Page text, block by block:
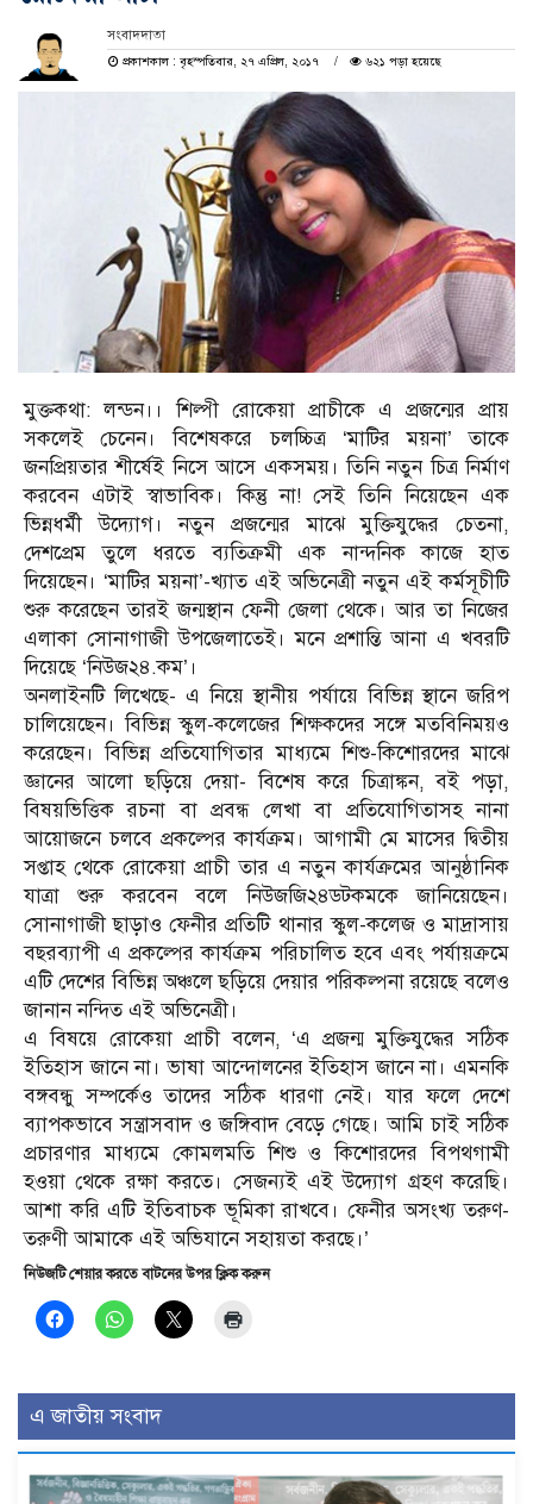
সংবাদদাতা
প্রকাশকাল : বৃহস্পতিবার, ২৭ এপ্রিল, ২০১৭
৬২১ পড়া হয়েছে
মুক্তকথা: লন্ডন।। শিল্পী রোকেয়া প্রাচীকে এ প্রজন্মের প্রায়
সকলেই চেনেন। বিশেষকরে চলচ্চিত্র ‘মাটির ময়না’ তাকে
জনপ্রিয়তার শীর্ষেই নিসে আসে একসময়। তিনি নতুন চিত্র নির্মাণ
করবেন এটাই স্বাভাবিক। কিন্তু না! সেই তিনি নিয়েছেন এক
ভিন্নধর্মী উদ্যোগ। নতুন প্রজন্মের মাঝে মুক্তিযুদ্ধের চেতনা,
দেশপ্রেম তুলে ধরতে ব্যতিক্রমী এক নান্দনিক কাজে হাত
দিয়েছেন। ‘মাটির ময়না’-খ্যাত এই অভিনেত্রী নতুন এই কর্মসূচীটি
শুরু করেছেন তারই জন্মস্থান ফেনী জেলা থেকে। আর তা নিজের
এলাকা সোনাগাজী উপজেলাতেই। মনে প্রশান্তি আনা এ খবরটি
দিয়েছে ‘নিউজ২৪.কম’।
অনলাইনটি লিখেছে- এ নিয়ে স্থানীয় পর্যায়ে বিভিন্ন স্থানে জরিপ
চালিয়েছেন। বিভিন্ন স্কুল-কলেজের শিক্ষকদের সঙ্গে মতবিনিময়ও
করেছেন। বিভিন্ন প্রতিযোগিতার মাধ্যমে শিশু-কিশোরদের মাঝে
জ্ঞানের আলো ছড়িয়ে দেয়া- বিশেষ করে চিত্রাঙ্কন, বই পড়া,
বিষয়ভিত্তিক রচনা বা প্রবন্ধ লেখা বা প্রতিযোগিতাসহ নানা
আয়োজনে চলবে প্রকল্পের কার্যক্রম। আগামী মে মাসের দ্বিতীয়
সপ্তাহ থেকে রোকেয়া প্রাচী তার এ নতুন কার্যক্রমের আনুষ্ঠানিক
যাত্রা শুরু করবেন বলে নিউজজি২৪ডটকমকে জানিয়েছেন।
সোনাগাজী ছাড়াও ফেনীর প্রতিটি থানার স্কুল-কলেজ ও মাদ্রাসায়
বছরব্যাপী এ প্রকল্পের কার্যক্রম পরিচালিত হবে এবং পর্যায়ক্রমে
এটি দেশের বিভিন্ন অঞ্চলে ছড়িয়ে দেয়ার পরিকল্পনা রয়েছে বলেও
জানান নন্দিত এই অভিনেত্রী।
এ বিষয়ে রোকেয়া প্রাচী বলেন, ‘এ প্রজন্ম মুক্তিযুদ্ধের সঠিক
ইতিহাস জানে না। ভাষা আন্দোলনের ইতিহাস জানে না। এমনকি
বঙ্গবন্ধু সম্পর্কেও তাদের সঠিক ধারণা নেই। যার ফলে দেশে
ব্যাপকভাবে সন্ত্রাসবাদ ও জঙ্গিবাদ বেড়ে গেছে। আমি চাই সঠিক
প্রচারণার মাধ্যমে কোমলমতি শিশু ও কিশোরদের বিপথগামী
হওয়া থেকে রক্ষা করতে। সেজন্যই এই উদ্যোগ গ্রহণ করেছি।
আশা করি এটি ইতিবাচক ভূমিকা রাখবে। ফেনীর অসংখ্য তরুণ-
তরুণী আমাকে এই অভিযানে সহায়তা করছে।’
নিউজটি শেয়ার করতে বাটনের উপর ক্লিক করুন
এ জাতীয় সংবাদ